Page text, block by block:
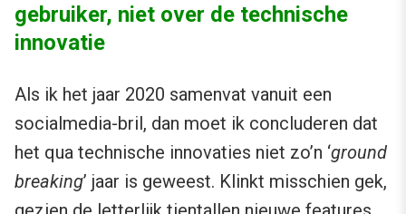
gebruiker, niet over de technische
innovatie
Als ik het jaar 2020 samenvat vanuit een
socialmedia-bril, dan moet ik concluderen dat
het qua technische innovaties niet zo’n ‘ground
breaking’ jaar is geweest. Klinkt misschien gek,